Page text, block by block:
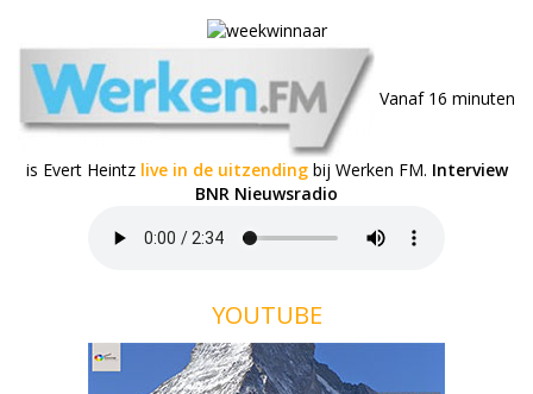
Vanaf 16 minuten
is Evert Heintz live in de uitzendingbij Werken FM. Interview
BNR Nieuwsradio
YOUTUBE